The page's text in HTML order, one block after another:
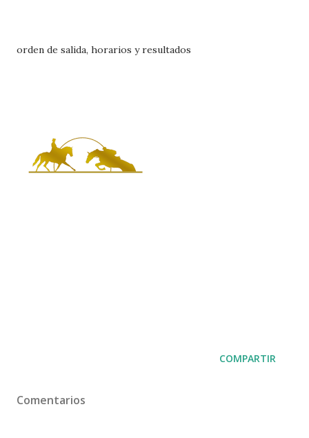
orden de salida, horarios y resultados
COMPARTIR
Comentarios